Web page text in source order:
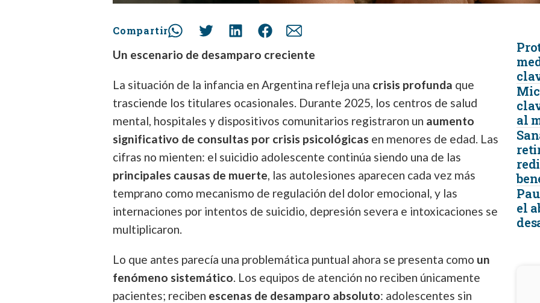
Compartir
Un escenario de desamparo creciente
La situación de la infancia en Argentina refleja una crisis profunda que
trasciende los titulares ocasionales. Durante 2025, los centros de salud
mental, hospitales y dispositivos comunitarios registraron un aumento
significativo de consultas por crisis psicológicas en menores de edad. Las
cifras no mienten: el suicidio adolescente continúa siendo una de las
principales causas de muerte, las autolesiones aparecen cada vez más
temprano como mecanismo de regulación del dolor emocional, y las
internaciones por intentos de suicidio, depresión severa e intoxicaciones se
multiplicaron.
Lo que antes parecía una problemática puntual ahora se presenta como un
fenómeno sistemático. Los equipos de atención no reciben únicamente
pacientes; reciben escenas de desamparo absoluto: adolescentes sin
al
el